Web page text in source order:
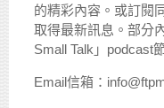
的精彩內容。或訂閱
取得最新訊息。部分
Small Talk」podcast
Email信箱：